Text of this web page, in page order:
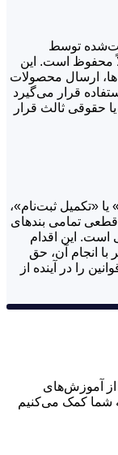
توسط
محفوظ است. این
ارسال محصولات
قرار می‌گیرد
حقوقی ثالث قرار
«تکمیل ثبت‌نام»،
تمامی بندهای
است. این اقدام
با انجام آن، حق
را در آینده از
از آموزش‌های
شما کمک می‌کنیم